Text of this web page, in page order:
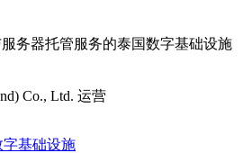
务器托管服务的泰国数字基础设施
Co., Ltd. 运营
字基础设施